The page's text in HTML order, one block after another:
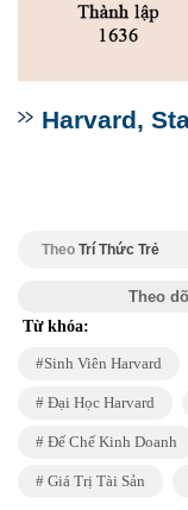
Harvard,
Theo Trí Thức Trẻ
Theo
Từ khóa:
Sinh Viên Harvard
Đại Học Harvard
Đế Chế Kinh Doanh
Giá Trị Tài Sản